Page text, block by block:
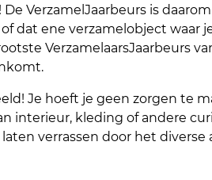
! De VerzamelJaarbeurs is
dat ene verzamelobject waar
VerzamelaarsJaarbeurs
Je hoeft je geen zorgen te
interieur, kleding of andere
verrassen door het